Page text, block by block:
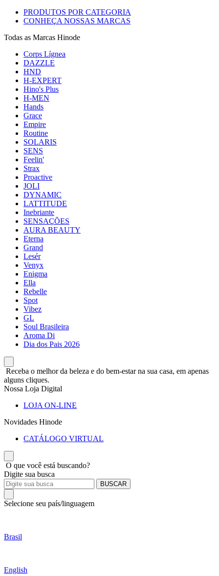
PRODUTOS POR CATEGORIA
CONHEÇA NOSSAS MARCAS
Todas as Marcas Hinode
Corps Lígnea
DAZZLE
HND
H-EXPERT
Hino's Plus
H-MEN
Hands
Grace
Empire
Routine
SOLARIS
SENS
Feelin'
Strax
Proactive
JOLI
DYNAMIC
LATTITUDE
Inebriante
SENSAÇÕES
AURA BEAUTY
Eterna
Grand
Lesér
Venyx
Enigma
Ella
Rebelle
Spot
Vibez
GL
Soul Brasileira
Aroma Di
Dia dos Pais 2026
Receba o melhor da beleza e do bem-estar na sua casa, em apenas
alguns cliques.
Nossa Loja Digital
LOJA ON-LINE
Novidades Hinode
CATÁLOGO VIRTUAL
O que você está buscando?
Digite sua busca
BUSCAR
Selecione seu país/linguagem
Brasil
English